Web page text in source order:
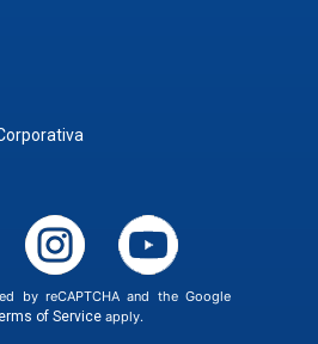
by reCAPTCHA and the Google
of Serviceapply.